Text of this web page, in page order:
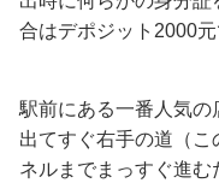
合はデポジット2000元
駅前にある一番人気
出てすぐ右手の道（
ネルまでまっすぐ進